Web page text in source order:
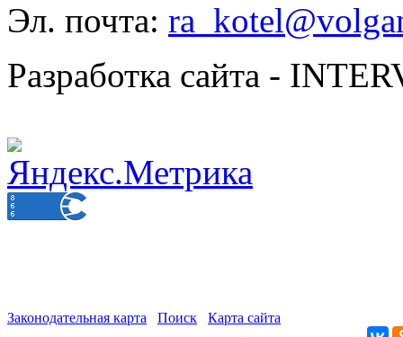
Эл. почта:
Разработка сайта -
Законодательная карта Поиск Карта сайта